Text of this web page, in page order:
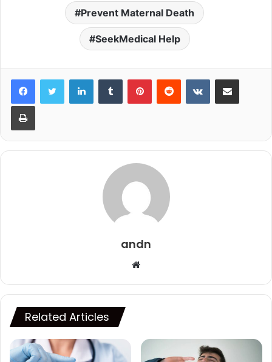
Prevent Maternal Death
SeekMedical Help
LinkedInTumblr PinterestReddit VKontakteShare via Email
Print
andn
Website
Related Articles